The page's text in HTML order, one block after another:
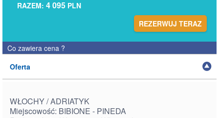
RAZEM: 4 095 PLN
REZERWUJ TERAZ
Co zawiera cena ?
Oferta
WŁOCHY / ADRIATYK
Miejscowość: BIBIONE - PINEDA